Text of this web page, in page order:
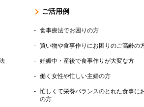
ご活用例
食事療法でお困りの方
買い物や食事作りにお困りのご高齢の
妊娠中・産後で食事作りが大変な方
働く女性や忙しい主婦の方
忙しくて栄養バランスのとれた食事に
の方